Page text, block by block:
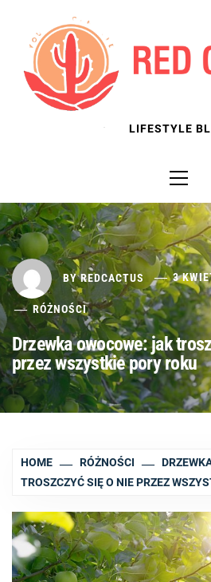
content
LIFESTYLE
Menu
BYREDCACTUS 3
RÓŻNOŚCI
Drzewka owocowe: jak
przez wszystkie pory roku
HOME RÓŻNOŚCI
TROSZCZYĆ SIĘ O NIE PRZEZ